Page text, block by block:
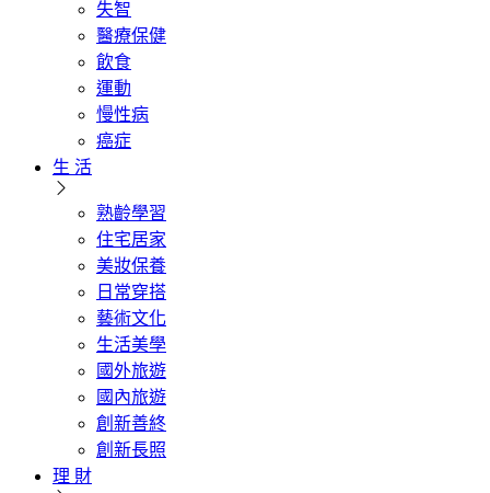
失智
醫療保健
飲食
運動
慢性病
癌症
生 活
熟齡學習
住宅居家
美妝保養
日常穿搭
藝術文化
生活美學
國外旅遊
國內旅遊
創新善終
創新長照
理 財